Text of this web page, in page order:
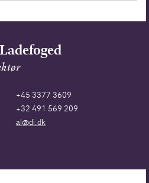
+45 3377 3609
+32 491 569 209
al@di.dk